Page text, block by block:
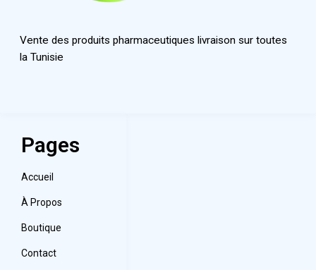
Vente des produits pharmaceutiques livraison sur toutes
la Tunisie
Pages
Accueil
À Propos
Boutique
Contact